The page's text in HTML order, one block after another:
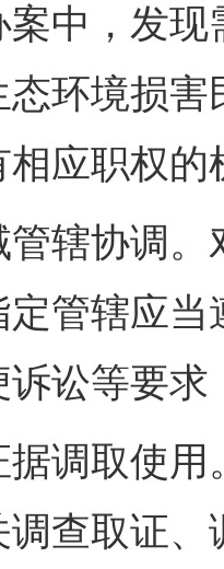
中，发
环境损
应职权的
协调。
管辖应
讼等要
取使用
查取证